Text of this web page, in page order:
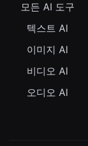
모든 AI 도구
텍스트 AI
이미지 AI
비디오 AI
오디오 AI